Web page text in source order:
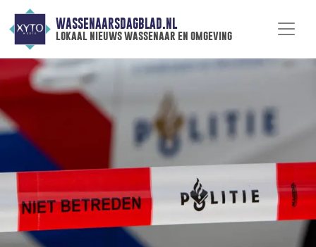
WASSENAARSDAGBLAD.NL
lokaal nieuws wassenaar en omgeving